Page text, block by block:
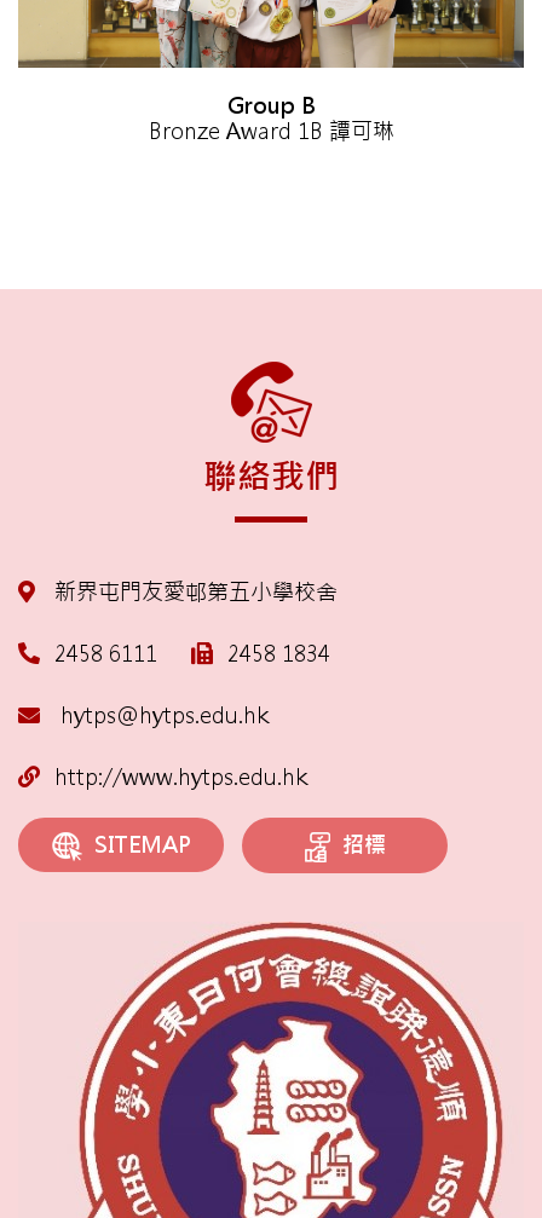
Group B
Bronze Award 1B 譚可琳
聯絡我們
新界屯門友愛邨第五小學校舍
2458 6111 2458 1834
hytps@hytps.edu.hk
http://www.hytps.edu.hk
SITEMAP 招標